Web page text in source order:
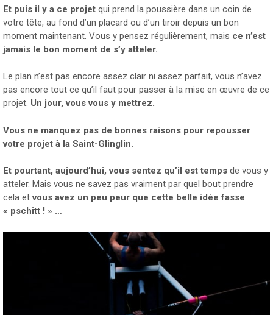
Et puis il y a ce projet qui prend la poussière dans un coin de
votre tête, au fond d’un placard ou d’un tiroir depuis un bon
moment maintenant. Vous y pensez régulièrement, mais ce n’est
jamais le bon moment de s’y atteler.
Le plan n’est pas encore assez clair ni assez parfait, vous n’avez
pas encore tout ce qu’il faut pour passer à la mise en œuvre de ce
projet. Un jour, vous vous y mettrez.
Vous ne manquez pas de bonnes raisons pour repousser
votre projet à la Saint-Glinglin.
Et pourtant, aujourd’hui, vous sentez qu’il est temps de vous y
atteler. Mais vous ne savez pas vraiment par quel bout prendre
cela etvous avez un peu peur que cette belle idée fasse
« pschitt ! » …